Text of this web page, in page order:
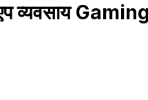
व्यवसाय